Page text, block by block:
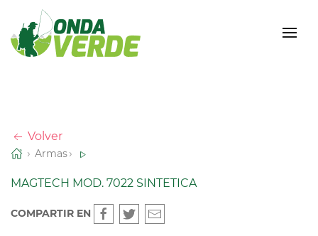
Volver
Armas
MAGTECH MOD. 7022 SINTETICA
COMPARTIR EN